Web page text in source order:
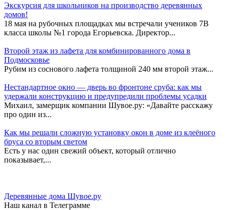
Экскурсия для школьников на производство деревянных
домов!
18 мая на рубочных площадках мы встречали учеников 7В
класса школы №1 города Егорьевска. Директор...
Второй этаж из лафета для комбинированного дома в
Подмосковье
Рубим из соснового лафета толщиной 240 мм второй этаж...
Нестандартное окно — дверь во фронтоне сруба: как мы
удержали конструкцию и предупредили проблемы усадки
Михаил, замерщик компании Шувое.ру: «Давайте расскажу
про один из...
Как мы решали сложную установку окон в доме из клеёного
бруса со вторым светом
Есть у нас один свежий объект, который отлично
показывает,...
Деревянные дома Шувое.ру
Наш канал в Телеграмме